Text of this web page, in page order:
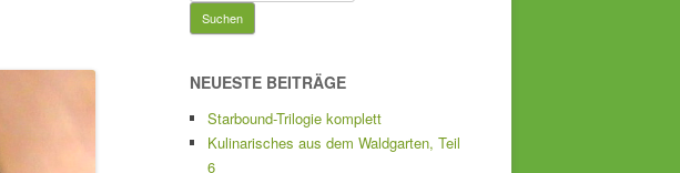
nach:
NEUESTE BEITRÄGE
Starbound-Trilogie komplett
Kulinarisches aus dem Waldgarten, Teil
6